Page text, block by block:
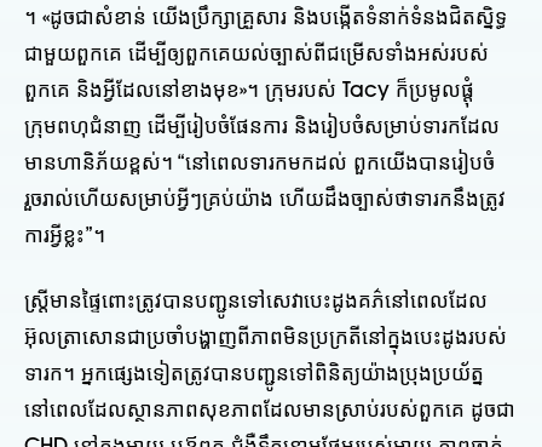
។ «ដូច​ជា​សំខាន់ យើង​ប្រឹក្សា​គ្រួសារ និង​បង្កើត​ទំនាក់ទំនង​ជិតស្និទ្ធ​
ជាមួយ​ពួកគេ ដើម្បី​ឲ្យ​ពួកគេ​យល់​ច្បាស់​ពី​ជម្រើស​ទាំងអស់​របស់​
ពួកគេ និង​អ្វី​ដែល​នៅ​ខាង​មុខ»។ ក្រុមរបស់ Tacy ក៏ប្រមូលផ្តុំ
ក្រុមពហុជំនាញ ដើម្បីរៀបចំផែនការ និងរៀបចំសម្រាប់ទារកដែល
មានហានិភ័យខ្ពស់។ “នៅពេលទារកមកដល់ ពួកយើងបានរៀបចំ
រួចរាល់ហើយសម្រាប់អ្វីៗគ្រប់យ៉ាង ហើយដឹងច្បាស់ថាទារកនឹងត្រូវ
ការអ្វីខ្លះ”។
ស្ត្រីមានផ្ទៃពោះត្រូវបានបញ្ជូនទៅសេវាបេះដូងគភ៌នៅពេលដែល
អ៊ុលត្រាសោនជាប្រចាំបង្ហាញពីភាពមិនប្រក្រតីនៅក្នុងបេះដូងរបស់
ទារក។ អ្នកផ្សេងទៀតត្រូវបានបញ្ជូនទៅពិនិត្យយ៉ាងប្រុងប្រយ័ត្ន
នៅពេលដែលស្ថានភាពសុខភាពដែលមានស្រាប់របស់ពួកគេ ដូចជា